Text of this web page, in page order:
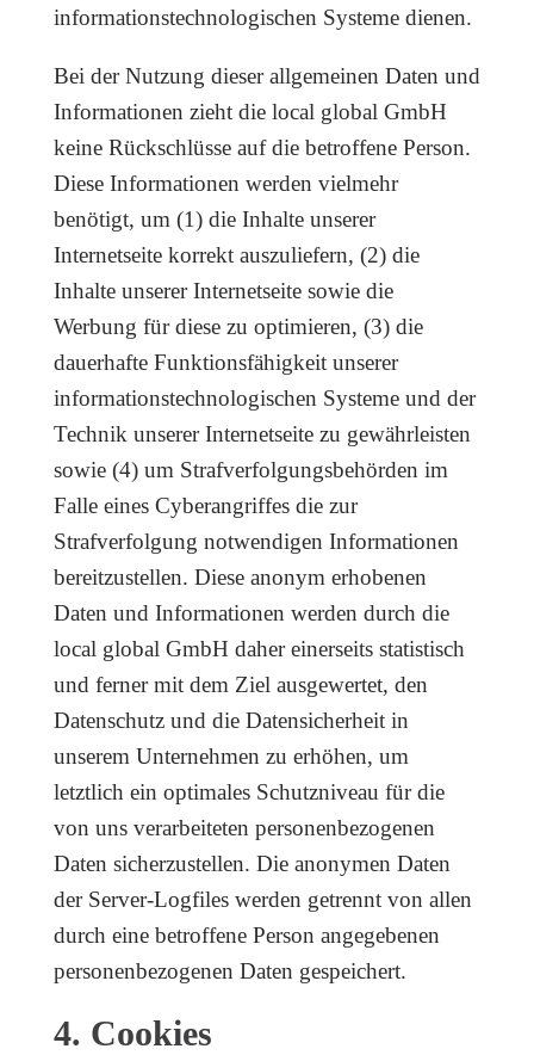
informationstechnologischen Systeme dienen.
Bei der Nutzung dieser allgemeinen Daten und
Informationen zieht die local global GmbH
keine Rückschlüsse auf die betroffene Person.
Diese Informationen werden vielmehr
benötigt, um (1) die Inhalte unserer
Internetseite korrekt auszuliefern, (2) die
Inhalte unserer Internetseite sowie die
Werbung für diese zu optimieren, (3) die
dauerhafte Funktionsfähigkeit unserer
informationstechnologischen Systeme und der
Technik unserer Internetseite zu gewährleisten
sowie (4) um Strafverfolgungsbehörden im
Falle eines Cyberangriffes die zur
Strafverfolgung notwendigen Informationen
bereitzustellen. Diese anonym erhobenen
Daten und Informationen werden durch die
local global GmbH daher einerseits statistisch
und ferner mit dem Ziel ausgewertet, den
Datenschutz und die Datensicherheit in
unserem Unternehmen zu erhöhen, um
letztlich ein optimales Schutzniveau für die
von uns verarbeiteten personenbezogenen
Daten sicherzustellen. Die anonymen Daten
der Server-Logfiles werden getrennt von allen
durch eine betroffene Person angegebenen
personenbezogenen Daten gespeichert.
4. Cookies